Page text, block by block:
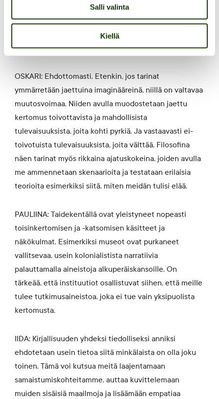
Salli valinta
Kiellä
murtamaan näitä käsityksiä ja
uudelleenmerkityksellistämään soita. Mitä ajattelette
siitä, pitäisikö meidän kollektiivisesti alkaa kertoa
toisenlaisia tarinoita, jotka vastaavat nykyongelmiin?
OSKARI: Ehdottomasti. Etenkin, jos tarinat
ymmärretään jaettuina imaginääreinä, niillä on valtavaa
muutosvoimaa. Niiden avulla muodostetaan jaettu
kertomus toivottavista ja mahdollisista
tulevaisuuksista, joita kohti pyrkiä. Ja vastaavasti ei-
toivotuista tulevaisuuksista, joita välttää. Filosofina
näen tarinat myös rikkaina ajatuskokeina, joiden avulla
me ammennetaan skenaarioita ja testataan erilaisia
teorioita esimerkiksi siitä, miten meidän tulisi elää.
PAULIINA: Taidekentällä ovat yleistyneet nopeasti
toisinkertomisen ja -katsomisen käsitteet ja
näkökulmat. Esimerkiksi museot ovat purkaneet
vallitsevaa, usein kolonialistista narratiivia
palauttamalla aineistoja alkuperäiskansoille. On
tärkeää, että instituutiot osallistuvat siihen, että meille
tulee tutkimusaineistoa, joka ei tue vain yksipuolista
kertomusta.
IIDA: Kirjallisuuden yhdeksi tiedolliseksi anniksi
ehdotetaan usein tietoa siitä minkälaista on olla joku
toinen. Tämä voi kutsua meitä laajentamaan
samaistumiskohteitamme, auttaa kuvittelemaan
muiden sisäisiä maailmoja ja lisäämään empatiaa